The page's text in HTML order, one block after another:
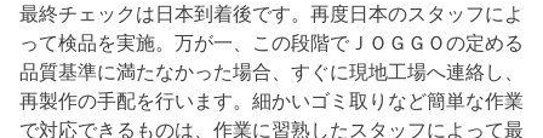
最終チェックは日本到着後です。再度日本のスタッフによ
って検品を実施。万が一、この段階でＪＯＧＧＯの定める
品質基準に満たなかった場合、すぐに現地工場へ連絡し、
再製作の手配を行います。細かいゴミ取りなど簡単な作業
で対応できるものは、作業に習熟したスタッフによって最